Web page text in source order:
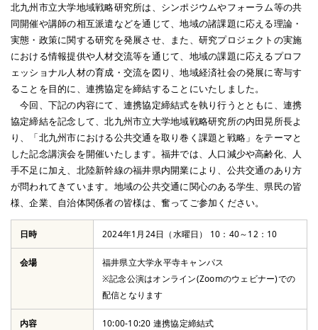
北九州市⽴⼤学地域戦略研究所は、シンポジウムやフォーラム等の共
同開催や講師の相互派遣などを通じて、地域の諸課題に応える理論・
実態・政策に関する研究を発展させ、また、研究プロジェクトの実施
における情報提供や⼈材交流等を通じて、地域の課題に応えるプロフ
ェッショナル⼈材の育成・交流を図り、地域経済社会の発展に寄与す
ることを⽬的に、連携協定を締結することにいたしました。
今回、下記の内容にて、連携協定締結式を執り⾏うとともに、連携
協定締結を記念して、北九州市⽴⼤学地域戦略研究所の内⽥晃所⻑よ
り、「北九州市における公共交通を取り巻く課題と戦略」をテーマと
した記念講演会を開催いたします。福井では、⼈⼝減少や⾼齢化、⼈
⼿不⾜に加え、北陸新幹線の福井県内開業により、公共交通のあり⽅
が問われてきています。地域の公共交通に関⼼のある学⽣、県⺠の皆
様、企業、⾃治体関係者の皆様は、奮ってご参加ください。
日時 2024年1月24日（水曜日） 10：40～12：10
会場
福井県立大学永平寺キャンパス
※記念公演はオンライン(Zoomのウェビナー)での
配信となります
内容
10:00-10:20 連携協定締結式